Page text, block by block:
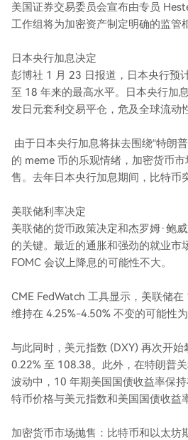
美国证券交易委员会宣布由专员
工作组将为加密资产制定明确的监管
日本央行加息决定
彭博社 1 月 23 日报道，日本央行预
至 18 年来的最高水平。日本央行加
发日元套利交易平仓，危及全球流动
由于日本央行加息将抹去围绕“特朗
的 meme 币的乐观情绪，加密货币
售。去年日本央行加息期间，比特币
美联储利率决定
美联储的货币政策决定和杰罗姆·鲍
的关键。最近的通胀和强劲的就业市
FOMC 会议上降息的可能性不大。
CME FedWatch 工具显示，美联储
维持在 4.25%-4.50% 不变的可能性为
与此同时，美元指数 (DXY) 再次开
0.22% 至 108.38。此外，在特朗普
波动中，10 年期美国国债收益率保
特币价格与美元指数和美国国债收益
加密货币市场抛售：比特币和以太坊